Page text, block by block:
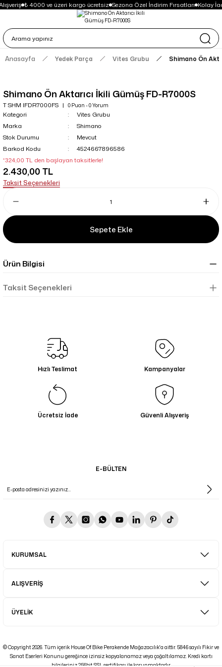
₺ 4000 ve üzeri kargo ücretsiz Sezona Özel İndirim Fırsatları Kolay
Anasayfa Yedek Parça Vites Grubu Shimano Ön
Shimano Ön Aktarıcı İkili Gümüş FD-R7000S
T SHM IFDR7000FS 0 Puan - 0 Yorum
Kategori
Vites Grubu
Marka
Shimano
Stok Durumu
Mevcut
Barkod Kodu
4524667896586
*324,00 TL den başlayan taksitlerle!
2.430,00 TL
Taksit Seçenekleri
Sepete Ekle
Ürün Bilgisi
Taksit Seçenekleri
Hızlı Teslimat Kampanyalar
Ücretsiz İade Güvenli Alışveriş
E-BÜLTEN
KURUMSAL
ALIŞVERİŞ
ÜYELİK
© Copyright 2026. Tüm içerik House Of Bike Perakende Mağazacılık'a aittir. 5846 sayılı Fikir ve
Sanat Eserleri Kanunu gereğince izinsiz kopyalanamaz veya çoğaltılamaz. Kredi kartı
bilgileriniz 256bit SSL sertifikası ile korunmaktadır.